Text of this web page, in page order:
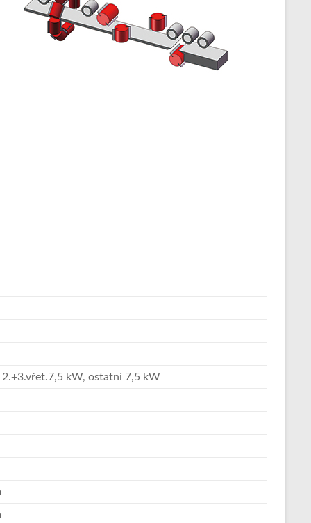
2.+3.vřet.7,5 kW, ostatní 7,5 kW